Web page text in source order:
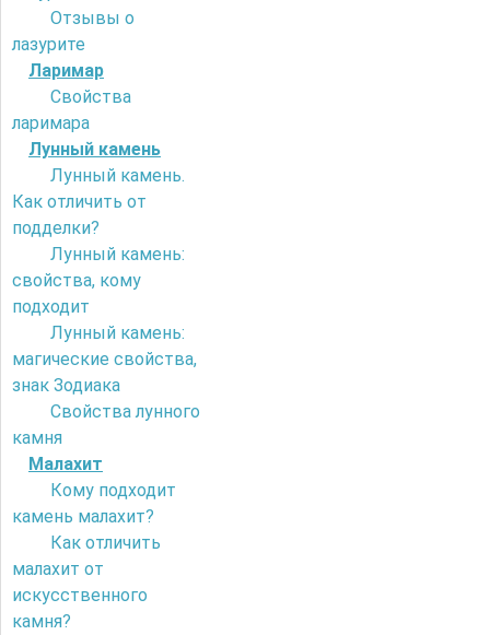
Отзывы о
лазурите
Ларимар
Свойства
ларимара
Лунный камень
Лунный камень.
Как отличить от
подделки?
Лунный камень:
свойства, кому
подходит
Лунный камень:
магические свойства,
знак Зодиака
Свойства лунного
камня
Малахит
Кому подходит
камень малахит?
Как отличить
малахит от
искусственного
камня?